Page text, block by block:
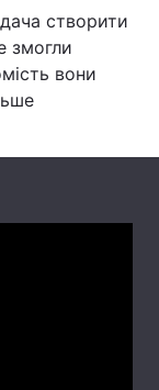
створити
змогли
вони